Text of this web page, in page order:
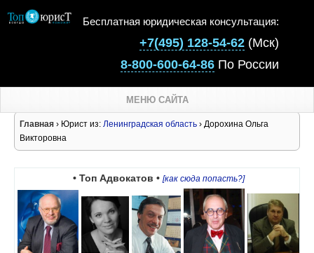
Бесплатная юридическая консультация:
+7(495) 128-54-62 (Мск)
8-800-600-64-86 По России
МЕНЮ САЙТА
Главная › Юрист из: Ленинградская область › Дорохина Ольга
Викторовна
• Топ Адвокатов • [как сюда попасть?]